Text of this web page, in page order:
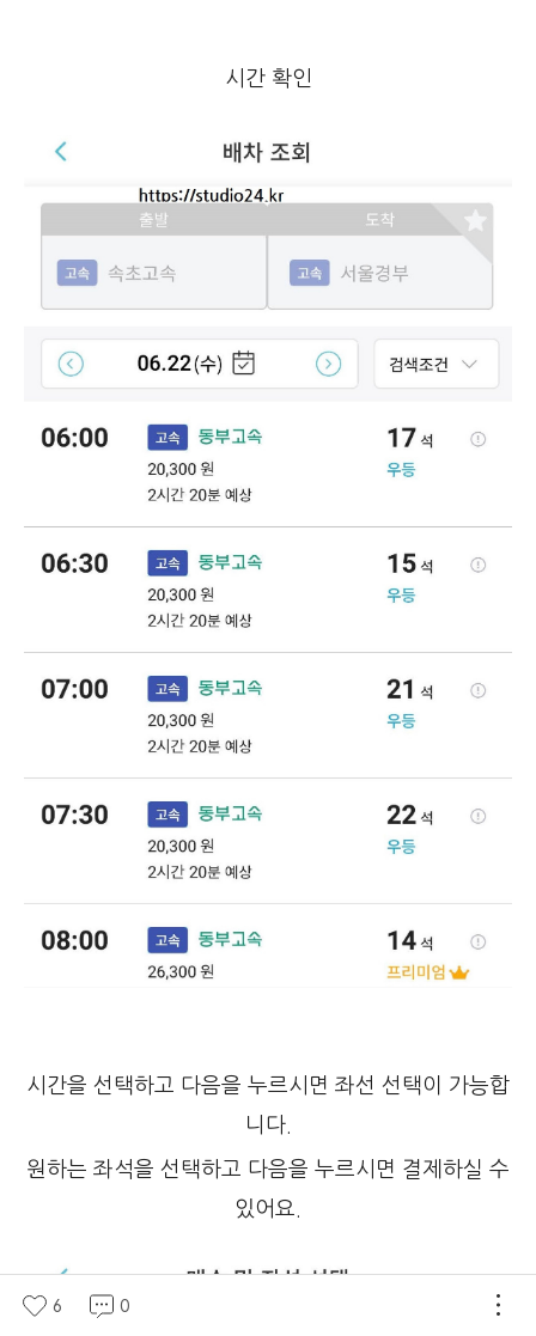
시간 확인
시간을 선택하고 다음을 누르시면 좌선 선택이 가능합
니다.
원하는 좌석을 선택하고 다음을 누르시면 결제하실 수
있어요.
6 0